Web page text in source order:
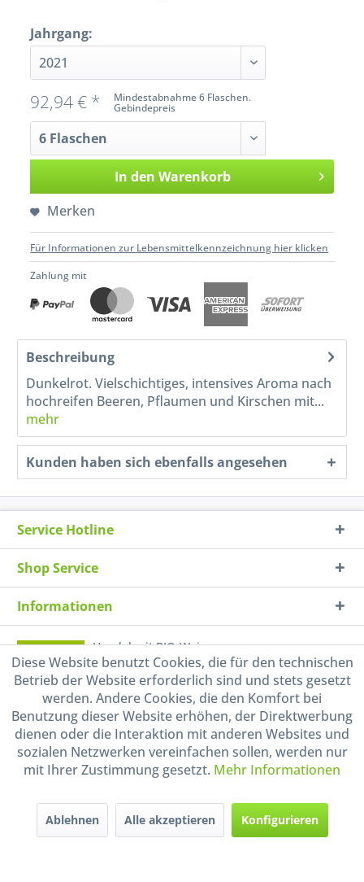
Jahrgang:
Mindestabnahme 6 Flaschen.
Gebindepreis
92,94 € *
In den Warenkorb
Merken
Für Informationen zur Lebensmittelkennzeichnung hier klicken
Zahlung mit
Beschreibung
Dunkelrot. Vielschichtiges, intensives Aroma nach
hochreifen Beeren, Pflaumen und Kirschen mit...
mehr
Kunden haben sich ebenfalls angesehen
Service Hotline
Shop Service
Informationen
Handel mit BIO-Weinen
kontrolliert und zertifiziert
durch DE-ÖKO-009
Nachnahmegebühren, wenn nicht anders beschrieben
Diese Website benutzt Cookies, die für den technischen
Betrieb der Website erforderlich sind und stets gesetzt
werden. Andere Cookies, die den Komfort bei
Benutzung dieser Website erhöhen, der Direktwerbung
dienen oder die Interaktion mit anderen Websites und
sozialen Netzwerken vereinfachen sollen, werden nur
mit Ihrer Zustimmung gesetzt. Mehr Informationen
Ablehnen Alle akzeptieren Konfigurieren